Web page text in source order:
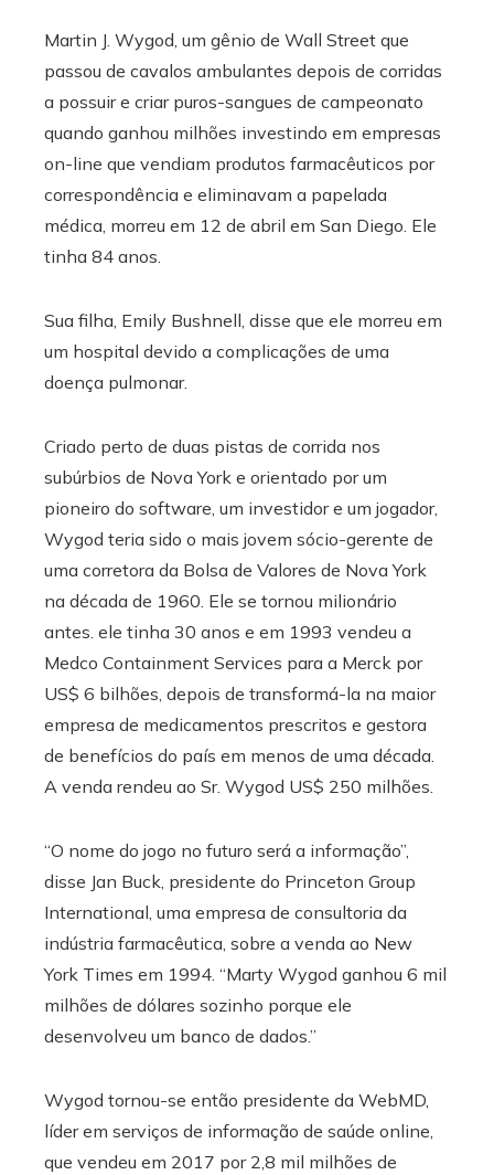
Martin J. Wygod, um gênio de Wall Street que
passou de cavalos ambulantes depois de corridas
a possuir e criar puros-sangues de campeonato
quando ganhou milhões investindo em empresas
on-line que vendiam produtos farmacêuticos por
correspondência e eliminavam a papelada
médica, morreu em 12 de abril em San Diego. Ele
tinha 84 anos.
Sua filha, Emily Bushnell, disse que ele morreu em
um hospital devido a complicações de uma
doença pulmonar.
Criado perto de duas pistas de corrida nos
subúrbios de Nova York e orientado por um
pioneiro do software, um investidor e um jogador,
Wygod teria sido o mais jovem sócio-gerente de
uma corretora da Bolsa de Valores de Nova York
na década de 1960. Ele se tornou milionário
antes. ele tinha 30 anos e em 1993 vendeu a
Medco Containment Services para a Merck por
US$ 6 bilhões, depois de transformá-la na maior
empresa de medicamentos prescritos e gestora
de benefícios do país em menos de uma década.
A venda rendeu ao Sr. Wygod US$ 250 milhões.
“O nome do jogo no futuro será a informação”,
disse Jan Buck, presidente do Princeton Group
International, uma empresa de consultoria da
indústria farmacêutica, sobre a venda ao New
York Times em 1994. “Marty Wygod ganhou 6 mil
milhões de dólares sozinho porque ele
desenvolveu um banco de dados.”
Wygod tornou-se então presidente da WebMD,
líder em serviços de informação de saúde online,
que vendeu em 2017 por 2,8 mil milhões de